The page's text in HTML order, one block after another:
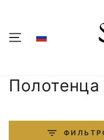
Коллекция:
Полотенца